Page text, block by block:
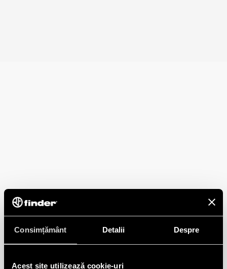
Consimțământ Detalii Despre
Acest site utilizează cookie-uri